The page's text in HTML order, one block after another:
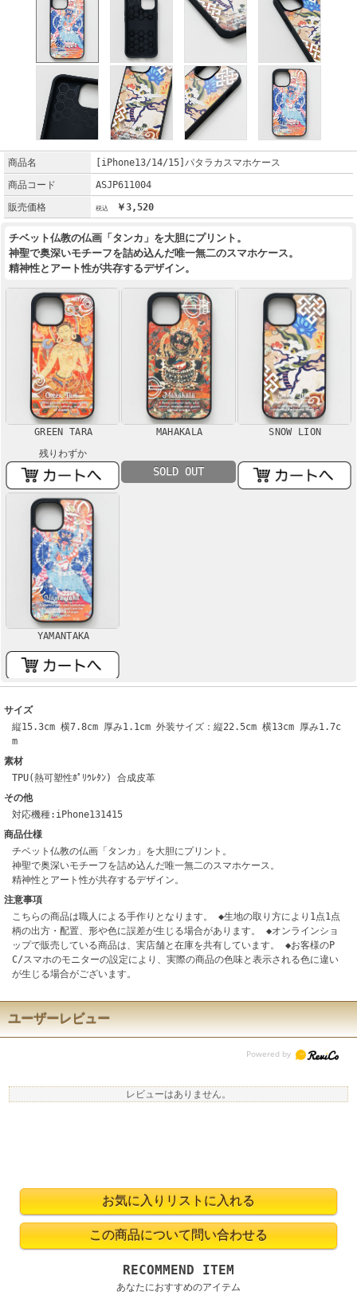
商品名
[iPhone13/14/15]パタラカスマホケース
商品コード
ASJP611004
販売価格
￥3,520
チベット仏教の仏画「タンカ」を大胆にプリント。
神聖で奥深いモチーフを詰め込んだ唯一無二のスマホケース。
精神性とアート性が共存するデザイン。
GREEN TARA
残りわずか
MAHAKALA
SOLD OUT
SNOW LION
YAMANTAKA
サイズ
縦15.3cm 横7.8cm 厚み1.1cm 外装サイズ：縦22.5cm 横13cm 厚み1.7c
m
素材
TPU(熱可塑性ﾎﾟﾘｳﾚﾀﾝ) 合成皮革
その他
対応機種:iPhone131415
商品仕様
チベット仏教の仏画「タンカ」を大胆にプリント。
神聖で奥深いモチーフを詰め込んだ唯一無二のスマホケース。
精神性とアート性が共存するデザイン。
注意事項
こちらの商品は職人による手作りとなります。 ◆生地の取り方により1点1点
柄の出方・配置、形や色に誤差が生じる場合があります。 ◆オンラインショ
ップで販売している商品は、実店舗と在庫を共有しています。 ◆お客様のP
C/スマホのモニターの設定により、実際の商品の色味と表示される色に違い
が生じる場合がございます。
ユーザーレビュー
レビューはありません。
RECOMMEND ITEM
あなたにおすすめのアイテム